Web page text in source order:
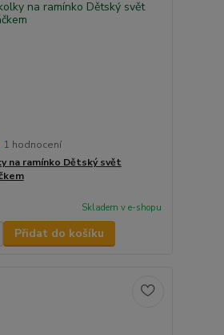
1 hodnocení
na ramínko Dětský svět
Skladem v e-shopu
Přidat do košíku